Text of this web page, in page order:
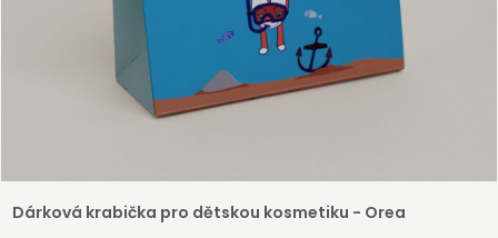
Dárková krabička pro dětskou kosmetiku - Orea